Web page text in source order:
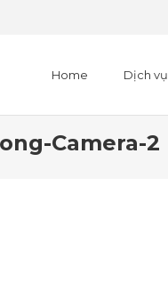
Home Dịch vụ
Camera-2